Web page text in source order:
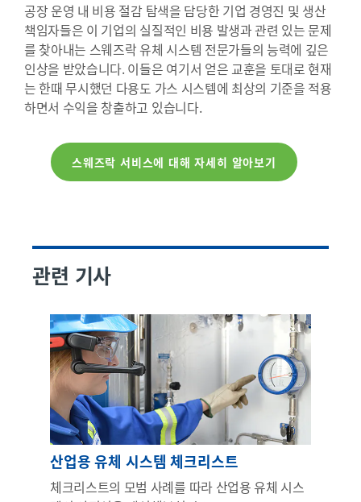
공장 운영 내 비용 절감 탐색을 담당한 기업 경영진 및 생산
책임자들은 이 기업의 실질적인 비용 발생과 관련 있는 문제
를 찾아내는 스웨즈락 유체 시스템 전문가들의 능력에 깊은
인상을 받았습니다. 이들은 여기서 얻은 교훈을 토대로 현재
는 한때 무시했던 다용도 가스 시스템에 최상의 기준을 적용
하면서 수익을 창출하고 있습니다.
스웨즈락 서비스에 대해 자세히 알아보기
관련 기사
산업용 유체 시스템 체크리스트
체크리스트의 모범 사례를 따라 산업용 유체 시스